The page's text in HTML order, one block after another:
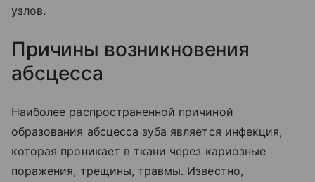
узлов.
Причины возникновения
абсцесса
Наиболее распространенной причиной
образования абсцесса зуба является инфекция,
которая проникает в ткани через кариозные
поражения, трещины, травмы. Известно,